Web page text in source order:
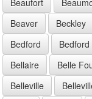
Beaver
Beckley
Bedford
Bedford
Bellaire
Belle
Belleville